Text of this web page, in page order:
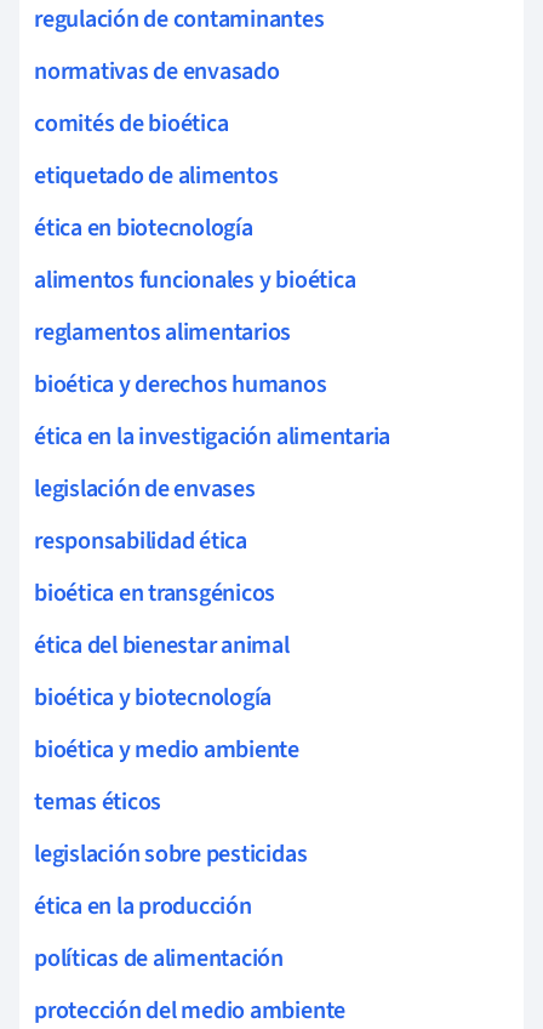
regulación de contaminantes
normativas de envasado
comités de bioética
etiquetado de alimentos
ética en biotecnología
alimentos funcionales y bioética
reglamentos alimentarios
bioética y derechos humanos
ética en la investigación alimentaria
legislación de envases
responsabilidad ética
bioética en transgénicos
ética del bienestar animal
bioética y biotecnología
bioética y medio ambiente
temas éticos
legislación sobre pesticidas
ética en la producción
políticas de alimentación
protección del medio ambiente